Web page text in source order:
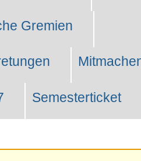
Gremien
Semesterticket